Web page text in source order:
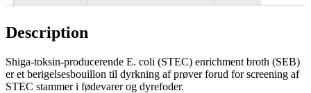
Description
Shiga-toksin-producerende E. coli (STEC) enrichment broth (SEB)
er et berigelsesbouillon til dyrkning af prøver forud for screening af
STEC stammer i fødevarer og dyrefoder.